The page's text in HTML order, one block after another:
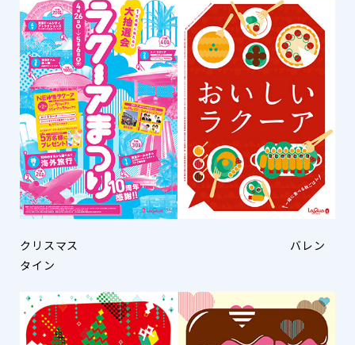
クリスマス バレン
タイン